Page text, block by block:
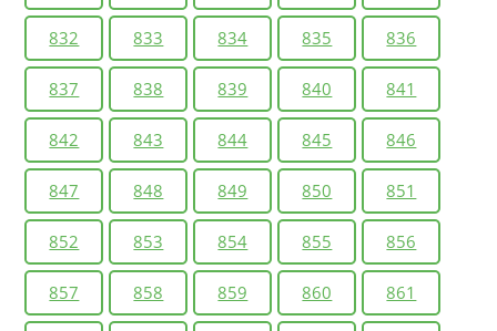
832 833 834 835 836
837 838 839 840 841
842 843 844 845 846
847 848 849 850 851
852 853 854 855 856
857 858 859 860 861